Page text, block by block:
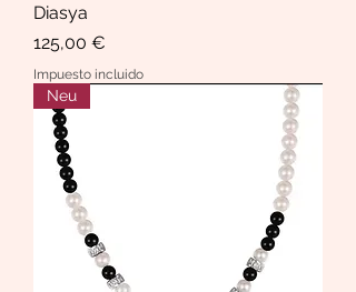
Diasya
Precio
125,00 €
Impuesto incluido
Neu